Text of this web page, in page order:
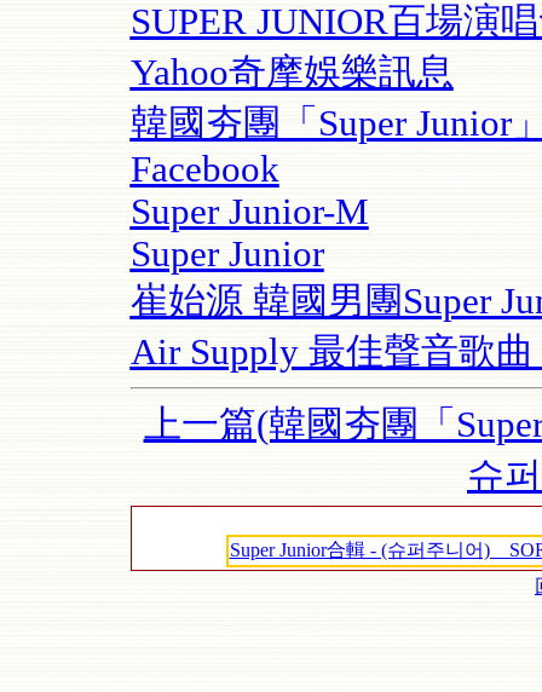
SUPER JUNIOR百場演
Yahoo奇摩娛樂訊息
韓國夯團「Super Junior
Facebook
Super Junior-M
Super Junior
崔始源 韓國男團Super
Air Supply 最佳聲音歌
上一篇(韓國夯團「
슈
Super Junior合輯 - (슈퍼주니어) _